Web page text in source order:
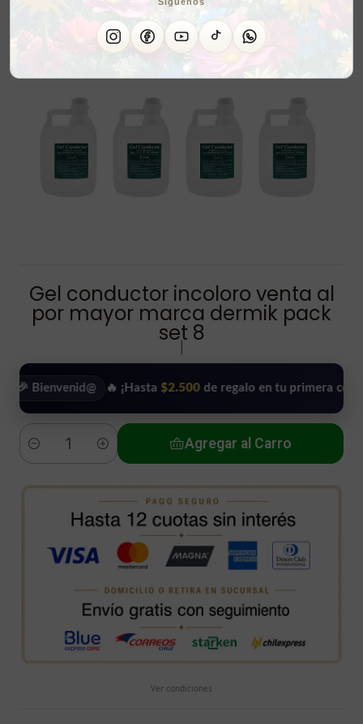
Gel conductor incoloro venta al
por mayor marca dermik pack
set 8
🔥 ¡Hasta$2.500de regalo en tu primera compra!
Cantidad
Agregar al Carro
Ver condiciones